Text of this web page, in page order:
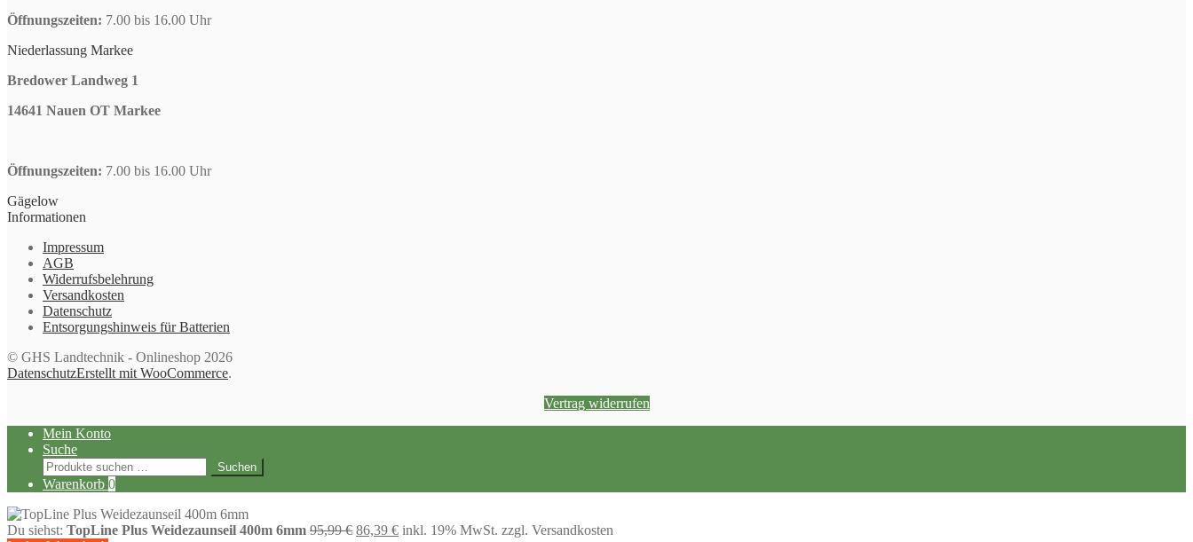
Öffnungszeiten: 7.00 bis 16.00 Uhr
Niederlassung Markee
Bredower Landweg 1
14641 Nauen OT Markee
Öffnungszeiten: 7.00 bis 16.00 Uhr
Gägelow
Informationen
Impressum
AGB
Widerrufsbelehrung
Versandkosten
Datenschutz
Entsorgungshinweis für Batterien
© GHS Landtechnik - Onlineshop 2026
DatenschutzErstellt mit WooCommerce.
Vertrag widerrufen
Mein Konto
Suche
Suchen
nach:
Suchen
Warenkorb 0
Du siehst: TopLine Plus Weidezaunseil 400m 6mm 95,99€ Ursprünglicher
86,39 €Aktueller
inkl. 19% MwSt. zzgl. Versandkosten